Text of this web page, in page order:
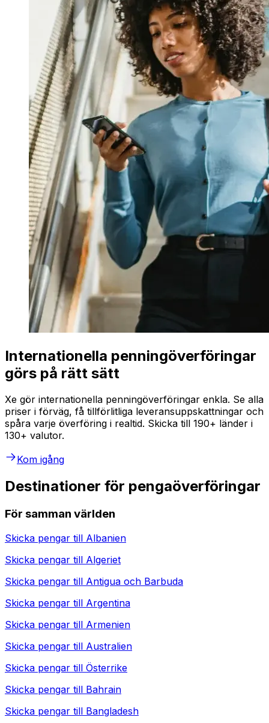
Internationella penningöverföringar
görs på rätt sätt
Xe gör internationella penningöverföringar enkla. Se alla
priser i förväg, få tillförlitliga leveransuppskattningar och
spåra varje överföring i realtid. Skicka till 190+ länder i
130+ valutor.
Kom igång
Destinationer för pengaöverföringar
För samman världen
Skicka pengar till Albanien
Skicka pengar till Algeriet
Skicka pengar till Antigua och Barbuda
Skicka pengar till Argentina
Skicka pengar till Armenien
Skicka pengar till Australien
Skicka pengar till Österrike
Skicka pengar till Bahrain
Skicka pengar till Bangladesh